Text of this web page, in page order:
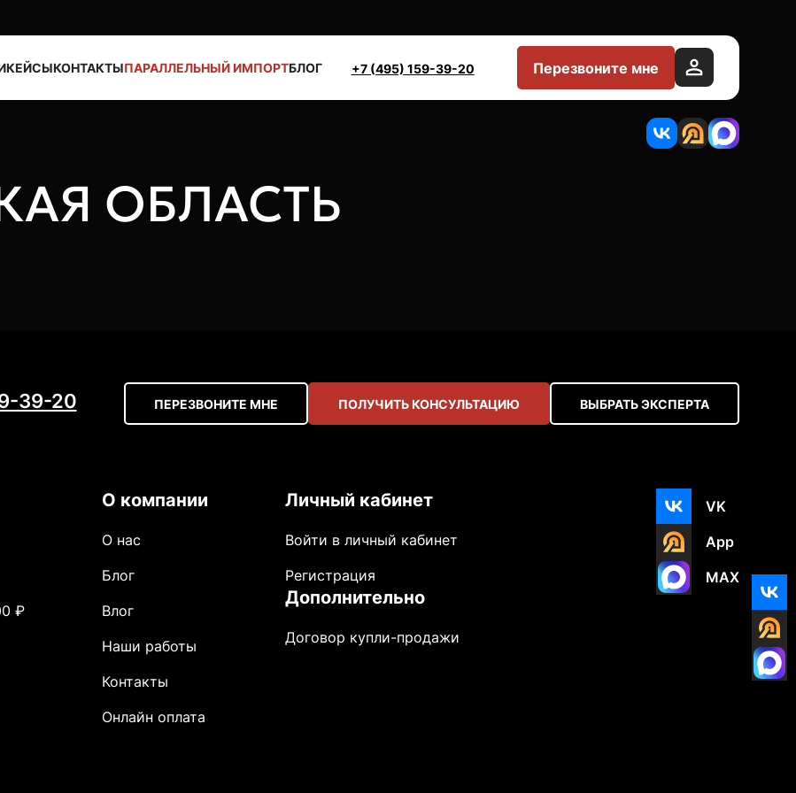
КЕЙСЫКОНТАКТЫПАРАЛЛЕЛЬНЫЙ ИМПОРТБЛОГ +7 (495) 159-39-20 Перезвоните мне
ОБЛАСТЬ
39-20 ПЕРЕЗВОНИТЕ МНЕ ПОЛУЧИТЬ КОНСУЛЬТАЦИЮ ВЫБРАТЬ ЭКСПЕРТА
₽
О компании
О нас
Блог
Влог
Наши работы
Контакты
Онлайн оплата
Личный кабинет
Войти в личный кабинет
Регистрация
Дополнительно
Договор купли-продажи
VK
App
MAX